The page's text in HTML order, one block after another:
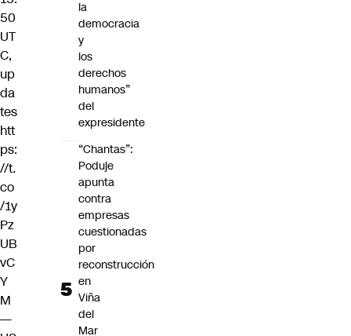
50
UT
C,
up
da
tes
htt
ps:
//t.
co
/1y
Pz
UB
vC
Y
M
—
la
democracia
y
los
derechos
humanos”
del
expresidente
“Chantas”:
Poduje
apunta
contra
empresas
cuestionadas
por
reconstrucción
en
Viña
del
Mar